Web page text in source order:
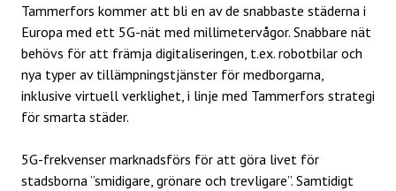
Tammerfors kommer att bli en av de snabbaste städerna i
Europa med ett 5G-nät med millimetervågor. Snabbare nät
behövs för att främja digitaliseringen, t.ex. robotbilar och
nya typer av tillämpningstjänster för medborgarna,
inklusive virtuell verklighet, i linje med Tammerfors strategi
för smarta städer.
5G-frekvenser marknadsförs för att göra livet för
stadsborna ”smidigare, grönare och trevligare”. Samtidigt